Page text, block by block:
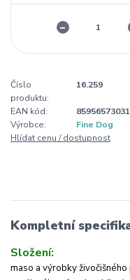
Číslo
produktu:
16.259
EAN kód:
Výrobce:
Fine Dog
Hlídat cenu / dostupnost
Kompletní
Složení:
maso a výrobky